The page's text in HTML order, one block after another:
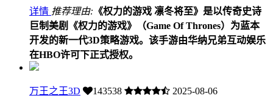
详情 推荐理由: 《权力的游戏 凛冬将至》是以传奇史诗
巨制美剧《权力的游戏》（Game Of Thrones）为蓝本
开发的新一代3D策略游戏。该手游由华纳兄弟互动娱乐
在HBO许可下正式授权。
万王之王3D 143538 2025-08-06